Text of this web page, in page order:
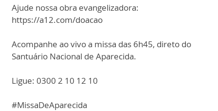
Ajude nossa obra evangelizadora:
https://a12.com/doacao
Acompanhe ao vivo a missa das 6h45, direto do
Santuário Nacional de Aparecida.
Ligue: 0300 2 10 12 10
#MissaDeAparecida